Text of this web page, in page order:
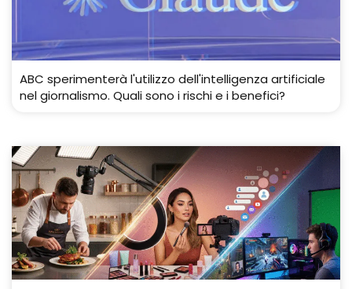
ABC sperimenterà l'utilizzo dell'intelligenza artificiale
nel giornalismo. Quali sono i rischi e i benefici?